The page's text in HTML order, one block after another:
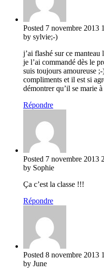
Posted 7 novembre 2013
by sylvie;-)
j’ai flashé sur ce manteau
je l’ai commandé dès le
suis toujours amoureuse
compliments et il est si
démontrer qu’il se marie
Répondre
Posted 7 novembre 2013
by Sophie
Ça c’est la classe !!!
Répondre
Posted 8 novembre 2013
by June